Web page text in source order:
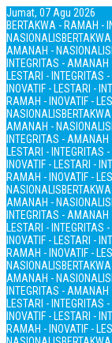
Jumat, 07 Agu 2026
BERTAKWA - RAMAH -
NASIONALIS
AMANAH - NASIONALIS
INTEGRITAS -
LESTARI - INTEGRITAS
INOVATIF - LESTARI -
RAMAH - INOVATIF -
NASIONALIS
AMANAH - NASIONALIS
INTEGRITAS -
LESTARI - INTEGRITAS
INOVATIF - LESTARI -
RAMAH - INOVATIF -
NASIONALIS
AMANAH - NASIONALIS
INTEGRITAS -
LESTARI - INTEGRITAS
INOVATIF - LESTARI -
RAMAH - INOVATIF -
NASIONALIS
AMANAH - NASIONALIS
INTEGRITAS -
LESTARI - INTEGRITAS
INOVATIF - LESTARI -
RAMAH - INOVATIF -